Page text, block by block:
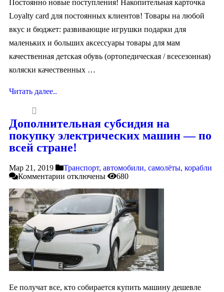
Постоянно новые поступления! Накопительная карточка
Loyalty card для постоянных клиентов! Товары на любой
вкус и бюджет: развивающие игрушки подарки для
маленьких и больших аксессуары товары для мам
качественная детская обувь (ортопедическая / всесезонная)
коляски качественных …
Читать далее..
Дополнительная субсидия на
покупку электрических машин — по
всей стране!
Мар 21, 2019
Транспорт, автомобили, самолёты, корабли
Комментарии отключены 680
Ее получат все, кто собирается купить машину дешевле